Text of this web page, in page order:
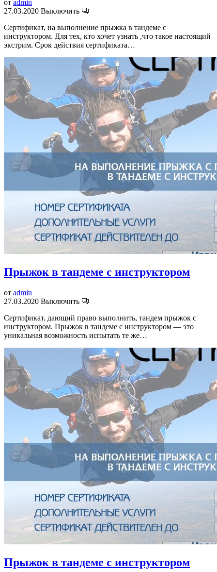
от admin
27.03.2020 Выключить
Сертификат, на выполнение прыжка в тандеме с
инструктором. Для тех, кто хочет узнать ,что такое настоящий
экстрим. Срок действия сертификата…
Прыжок в тандеме с инструктором
от admin
27.03.2020 Выключить
Сертификат, дающий право выполнить, тандем прыжок с
инструктором. Прыжок в тандеме с инструктором — это
уникальная возможность испытать те же…
Прыжок в тандеме с инструктором